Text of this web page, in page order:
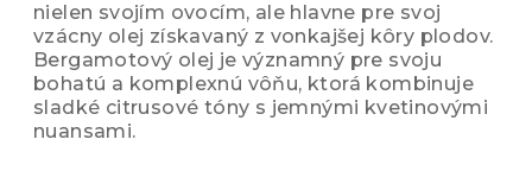
nielen svojím ovocím, ale hlavne pre svoj
vzácny olej získavaný z vonkajšej kôry plodov.
Bergamotový olej je významný pre svoju
bohatú a komplexnú vôňu, ktorá kombinuje
sladké citrusové tóny s jemnými kvetinovými
nuansami.